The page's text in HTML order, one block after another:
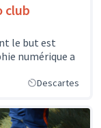
club
le but est
numérique a
Descartes